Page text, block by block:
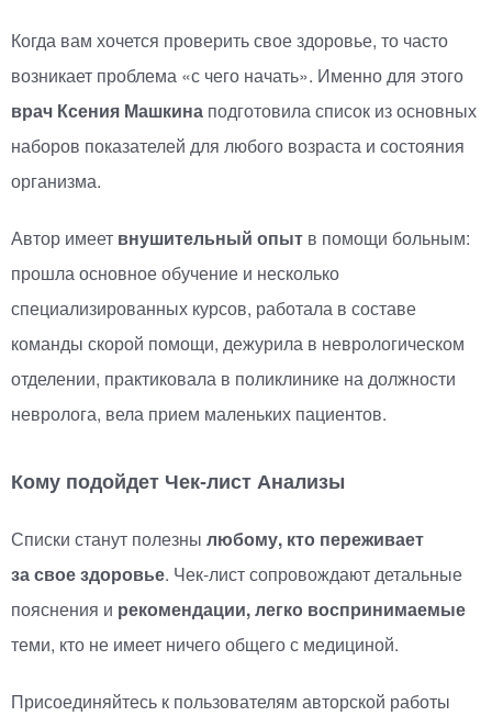
Когда вам хочется проверить свое здоровье, то часто
возникает проблема «с чего начать». Именно для этого
врач Ксения Машкина подготовила список из основных
наборов показателей для любого возраста и состояния
организма.
Автор имеет внушительный опыт в помощи больным:
прошла основное обучение и несколько
специализированных курсов, работала в составе
команды скорой помощи, дежурила в неврологическом
отделении, практиковала в поликлинике на должности
невролога, вела прием маленьких пациентов.
Кому подойдет Чек-лист Анализы
Списки станут полезны любому, кто переживает
за свое здоровье. Чек-листсопровождают детальные
пояснения и рекомендации, легко воспринимаемые
теми, кто не имеет ничего общего с медициной.
Присоединяйтесь к пользователям авторской работы